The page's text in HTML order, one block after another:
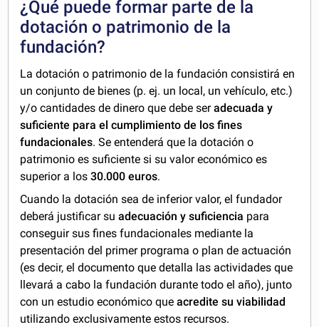
¿Qué puede formar parte de la
dotación o patrimonio de la
fundación?
La dotación o patrimonio de la fundación consistirá en
un conjunto de bienes (p. ej. un local, un vehículo, etc.)
y/o cantidades de dinero que debe seradecuada y
suficiente para el cumplimiento de los fines
fundacionales. Se entenderá que la dotación o
patrimonio es suficiente si su valor económico es
superior a los30.000 euros.
Cuando la dotación sea de inferior valor, el fundador
deberá justificar suadecuación y suficiencia para
conseguir sus fines fundacionales mediante la
presentación del primer programa o plan de actuación
(es decir, el documento que detalla las actividades que
llevará a cabo la fundación durante todo el año), junto
con un estudio económico queacredite su viabilidad
utilizando exclusivamente estos recursos.